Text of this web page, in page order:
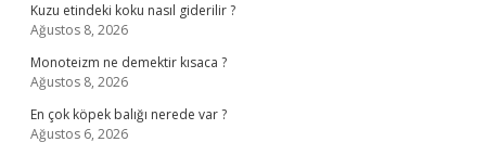
Kuzu etindeki koku nasıl giderilir ?
Ağustos 8, 2026
Monoteizm ne demektir kısaca ?
Ağustos 8, 2026
En çok köpek balığı nerede var ?
Ağustos 6, 2026